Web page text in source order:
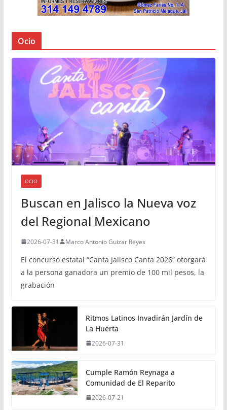
Ocio
OCIO
Buscan en Jalisco la Nueva voz
del Regional Mexicano
2026-07-31 Marco Antonio Guizar Reyes
El concurso estatal “Canta Jalisco Canta 2026” otorgará
a la persona ganadora un premio de 100 mil pesos, la
grabación
Ritmos Latinos Invadirán Jardín de
La Huerta
2026-07-31
Cumple Ramón Reynaga a
Comunidad de El Reparito
2026-07-21